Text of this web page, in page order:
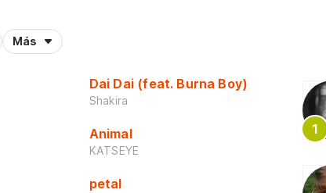
Más
Dai Dai (feat. Burna Boy)
Shakira
Animal
KATSEYE
petal